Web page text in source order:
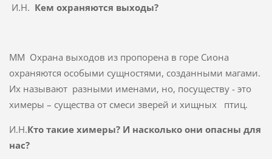
И.Н. Кем охраняются выходы?
ММ Охрана выходов из пропорена в горе Сиона
охраняются особыми сущностями, созданными магами.
Их называют разными именами, но, посуществу - это
химеры – существа от смеси зверей и хищных птиц.
И.Н.Кто такие химеры? И насколько они опасны для
нас?